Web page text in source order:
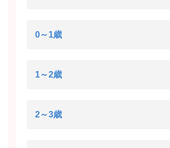
0～1歳
1～2歳
2～3歳